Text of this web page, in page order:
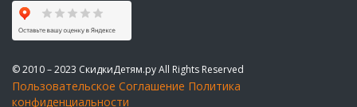
© 2010 – 2023 СкидкиДетям.ру All Rights Reserved
Пользовательское Соглашение Политика
конфиденциальности